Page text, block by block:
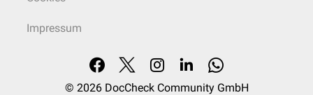
Impressum
© 2026 DocCheck Community GmbH